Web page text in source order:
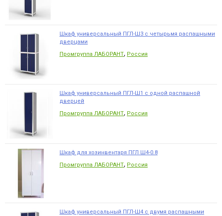
Шкаф универсальный ПГЛ-Ш3 с четырьмя распашными
дверцами
Промгруппа ЛАБОРАНТ, Россия
Шкаф универсальный ПГЛ-Ш1 с одной распашной
дверцей
Промгруппа ЛАБОРАНТ, Россия
Шкаф для хозинвентаря ПГЛ Ш4-0.8
Промгруппа ЛАБОРАНТ, Россия
Шкаф универсальный ПГЛ-Ш4 с двумя распашными